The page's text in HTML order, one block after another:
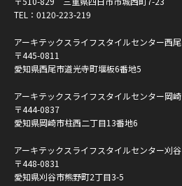
TEL： 0120-223-219
アーキテックスライフスタイルセンター西尾
〒445-0811
愛知県西尾市道光寺町堰板6番地5
アーキテックスライフスタイルセンター岡崎
〒444-0837
愛知県岡崎市柱西二丁目13番地6
アーキテックスライフスタイルセンター刈谷
〒448-0831
愛知県刈谷市熊野町2丁目3-5